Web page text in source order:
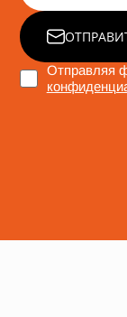
Отправляя